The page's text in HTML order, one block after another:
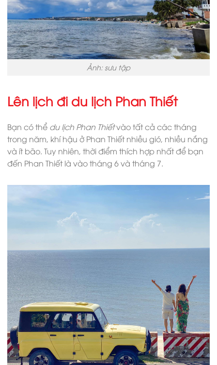
Ảnh: sưu tập
Lên lịch đi du lịch Phan Thiết
Bạn có thể du lịch Phan Thiếtvào tất cả các tháng
trong năm, khí hậu ở Phan Thiết nhiều gió, nhiều nắng
và ít bão. Tuy nhiên, thời điểm thích hợp nhất để bạn
đến Phan Thiết là vào tháng 6 và tháng 7.